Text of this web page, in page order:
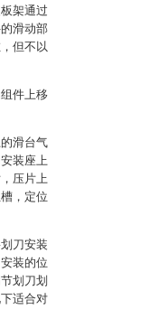
架通过
滑动部
但不以
件上移
滑台气
装座上
压片上
，定位
刀安装
装的位
划刀划
适合对